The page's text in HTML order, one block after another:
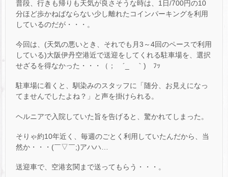
普段、行きも帰りも天気が良さそうな時は、1日/700円の10
分ほど歩かねばならない少し離れたコインパーキングを利用
しているのだが・・・。
今回は、(天気の悪いとき、それでも月3～4回のペースで利用
している)大阪伊丹空港近で送迎をしてくれる駐車場を、選択
せざるを得なかった・・・（； ´_ゝ｀) ﾌｯ
駐車場に着くと、馴染みのスタッフに「随分、お見えになっ
てませんでしたよね？」と声を掛けられる。
ヘルニアで入院していた旨を告げると、驚かれてしまった。
そりゃ約10年近く、毎週のごとく利用していたんだから、当
然か・・・(￣▽￣;)アハハ…
送迎車で、空港玄関まで送ってもらう・・・。